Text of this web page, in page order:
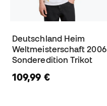
Deutschland Heim
Weltmeisterschaft 2006
Sonderedition Trikot
109,99 €